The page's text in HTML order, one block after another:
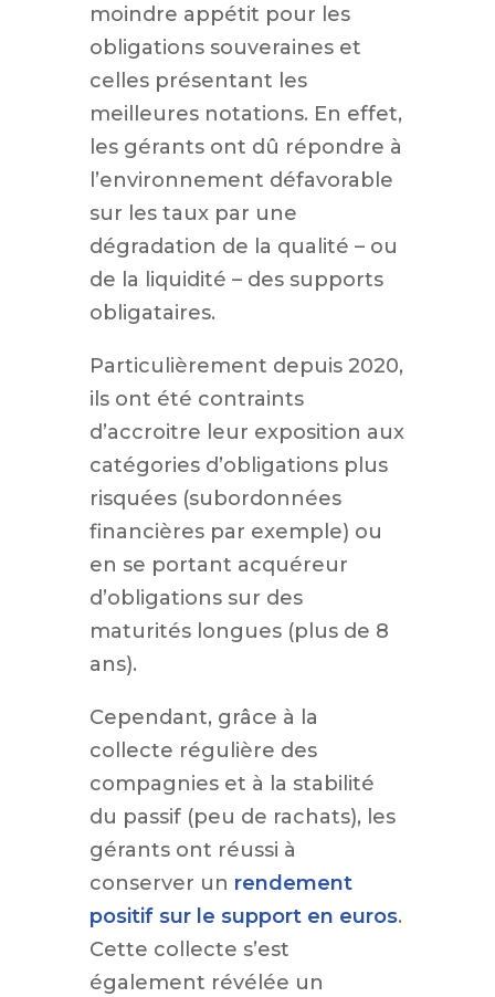
moindre appétit pour les
obligations souveraines et
celles présentant les
meilleures notations. En effet,
les gérants ont dû répondre à
l’environnement défavorable
sur les taux par une
dégradation de la qualité – ou
de la liquidité – des supports
obligataires.
Particulièrement depuis 2020,
ils ont été contraints
d’accroitre leur exposition aux
catégories d’obligations plus
risquées (subordonnées
financières par exemple) ou
en se portant acquéreur
d’obligations sur des
maturités longues (plus de 8
ans).
Cependant, grâce à la
collecte régulière des
compagnies et à la stabilité
du passif (peu de rachats), les
gérants ont réussi à
conserver un rendement
positif sur le support en euros.
Cette collecte s’est
également révélée un